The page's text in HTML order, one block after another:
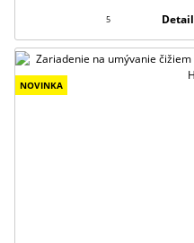
5 Detail
NOVINKA